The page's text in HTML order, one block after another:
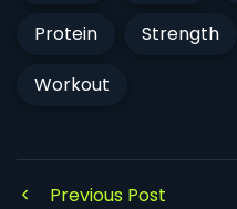
Protein
Strength
Workout
Previous Post